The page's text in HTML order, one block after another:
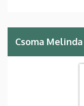
Csoma Melinda